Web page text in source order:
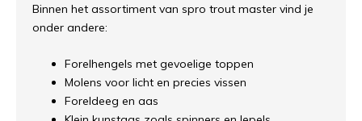
Binnen het assortiment van spro trout master vind je
onder andere:
Forelhengels met gevoelige toppen
Molens voor licht en precies vissen
Foreldeeg en aas